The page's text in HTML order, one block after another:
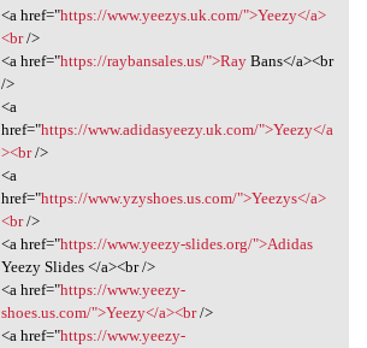
<a href="https://www.yeezys.uk.com/">Yeezy</a>
<br/>
<a href="https://raybansales.us/">RayBans</a><br
/>
<a
href="https://www.adidasyeezy.uk.com/">Yeezy</a
><br/>
<a
href="https://www.yzyshoes.us.com/">Yeezys</a>
<br/>
<a href="https://www.yeezy-slides.org/">Adidas
Yeezy Slides </a><br />
<a href="https://www.yeezy-
shoes.us.com/">Yeezy</a><br/>
<a href="https://www.yeezy-